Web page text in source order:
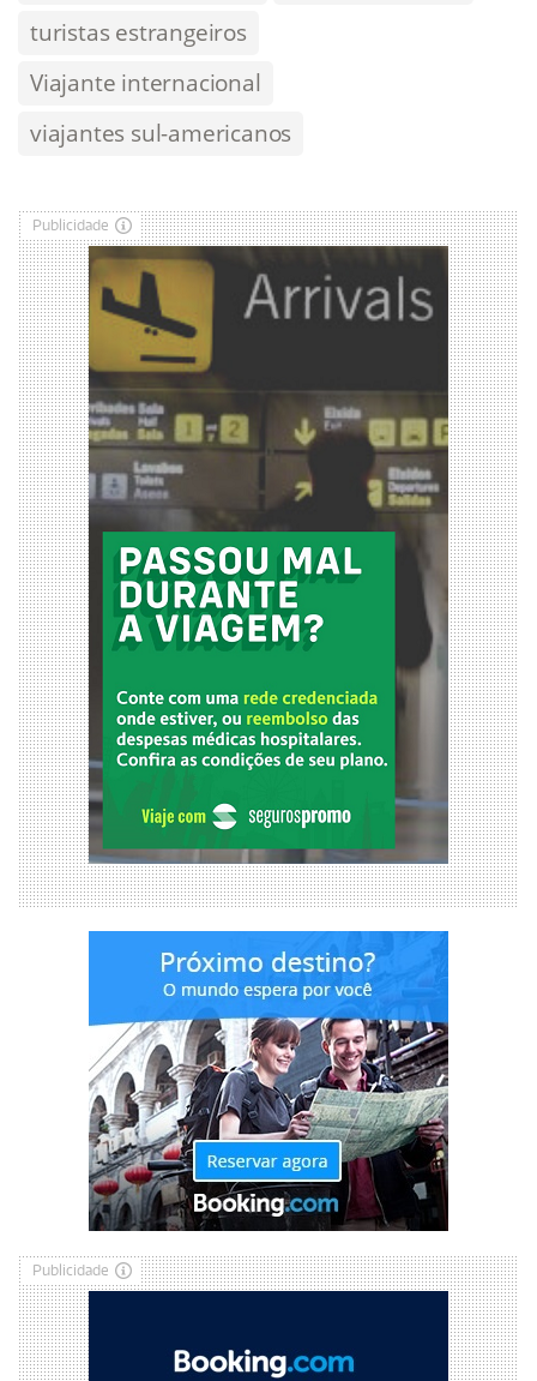
turistas estrangeiros
Viajante internacional
viajantes sul-americanos
Publicidade
Publicidade